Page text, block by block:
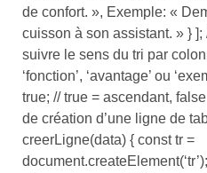
de confort. », Exemple: «
cuisson à son assistant. » }
suivre le sens du tri par
‘fonction’, ‘avantage’ ou
true; // true = ascendant,
de création d’une ligne de
creerLigne(data) { const tr =